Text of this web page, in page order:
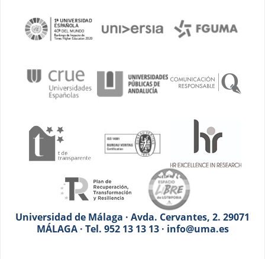
Universidad de Málaga · Avda. Cervantes, 2. 29071
MÁLAGA · Tel. 952 13 13 13 · info@uma.es